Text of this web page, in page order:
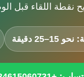
نقطة اللقاء قبل
دقيقة